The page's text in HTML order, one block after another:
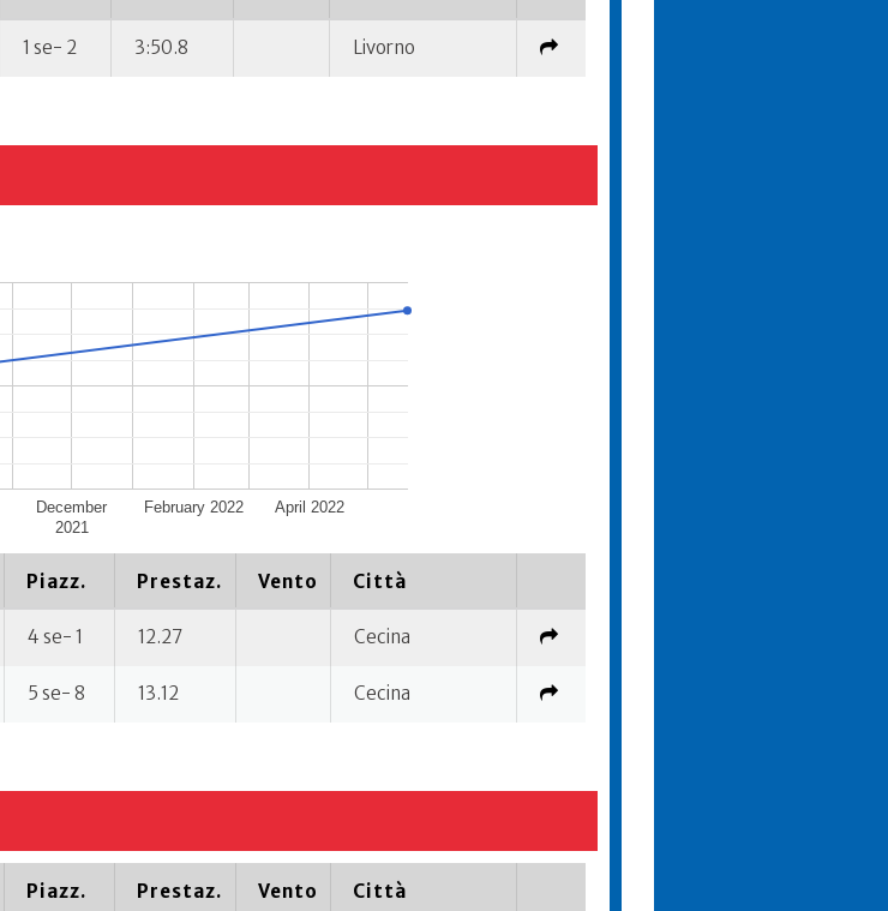
1 se- 2 3:50.8 Livorno
December
2021
February 2022 April 2022
Piazz. Prestaz. Vento Città
4 se- 1 12.27 Cecina
5 se- 8 13.12 Cecina
Piazz. Prestaz. Vento Città